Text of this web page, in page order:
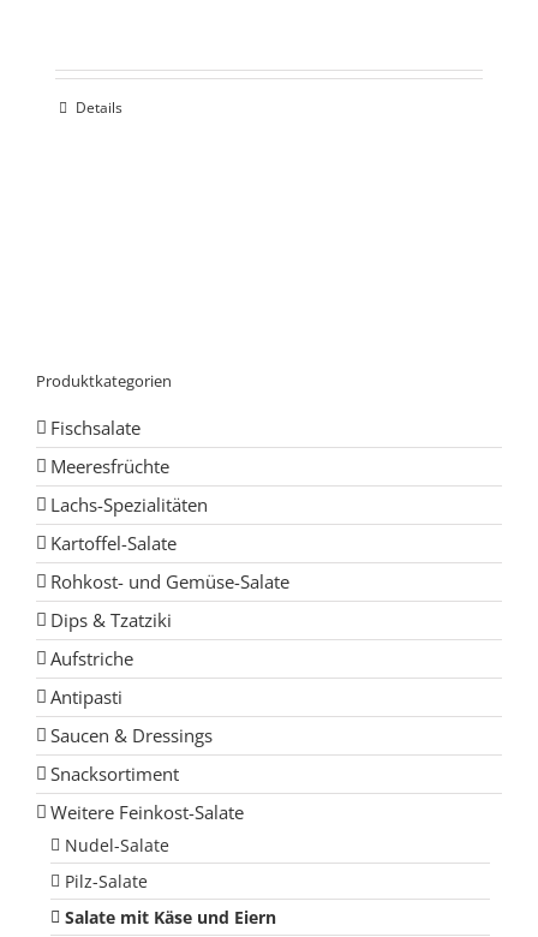
Details
Produktkategorien
Fischsalate
Meeresfrüchte
Lachs-Spezialitäten
Kartoffel-Salate
Rohkost- und Gemüse-Salate
Dips & Tzatziki
Aufstriche
Antipasti
Saucen & Dressings
Snacksortiment
Weitere Feinkost-Salate
Nudel-Salate
Pilz-Salate
Salate mit Käse und Eiern